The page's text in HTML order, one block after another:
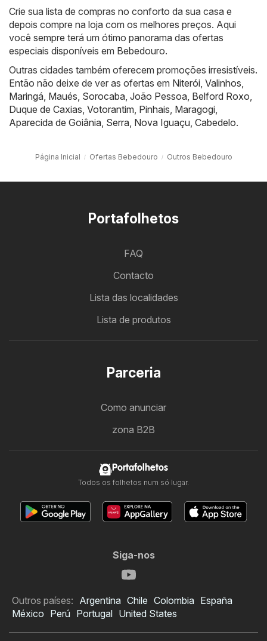
Crie sua lista de compras no conforto da sua casa e
depois compre na loja com os melhores preços. Aqui
você sempre terá um ótimo panorama das ofertas
especiais disponíveis em Bebedouro.
Outras cidades também oferecem promoções irresistíveis.
Então não deixe de ver as ofertas em Niterói Valinhos
Maringá Maués Sorocaba João Pessoa Belford Roxo
Duque de Caxias Votorantim Pinhais Maragogi
Aparecida de Goiânia Serra Nova Iguaçu Cabedelo.
Página Inicial Ofertas Bebedouro Outros Bebedouro
Portafolhetos
FAQ
Contacto
Lista das localidades
Lista de produtos
Parceria
Como anunciar
zona B2B
Portafolhetos
Todos os folhetos num só lugar.
Siga-nos
Outros países: Argentina Chile Colombia España
México Perú Portugal United States